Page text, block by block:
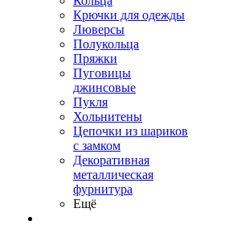
Крючки для одежды
Люверсы
Полукольца
Пряжки
Пуговицы
джинсовые
Пукля
Хольнитены
Цепочки из шариков
с замком
Декоративная
металлическая
фурнитура
Ещё